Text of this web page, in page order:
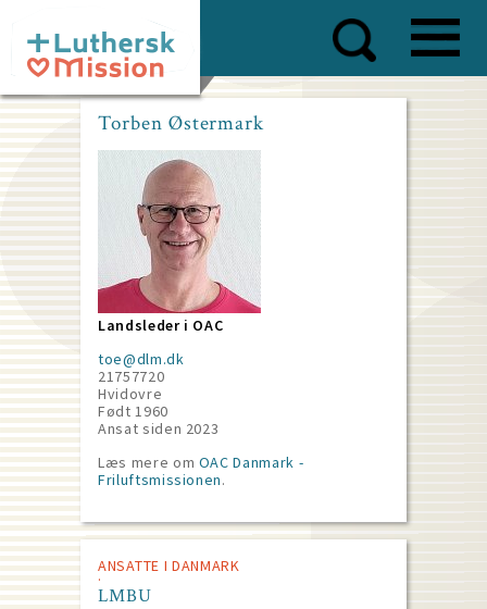
main
content
Torben Østermark
Landsleder i OAC
toe@dlm.dk
21757720
Hvidovre
Født 1960
Ansat siden 2023
Læs mere om OAC Danmark -
Friluftsmissionen.
ANSATTE I DANMARK
LMBU